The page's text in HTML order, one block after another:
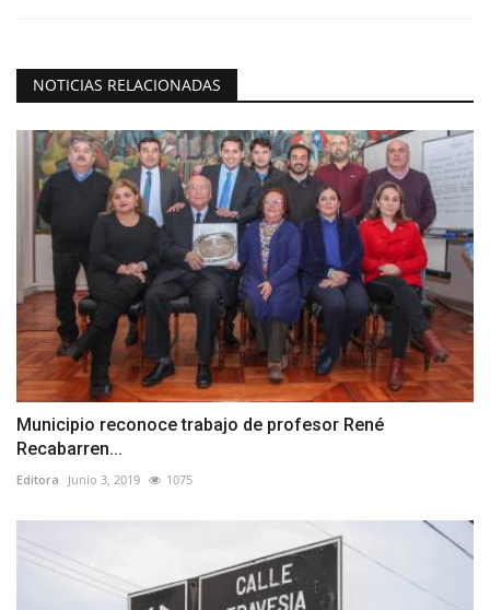
NOTICIAS RELACIONADAS
Municipio reconoce trabajo de profesor René
Recabarren...
Editora Junio 3, 2019 1075